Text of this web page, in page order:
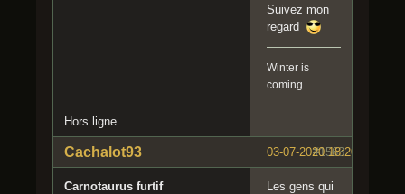
Suivez mon
regard
Winter is
coming.
Hors ligne
#1563
03-07-2020 18:20:57
Cachalot93
Carnotaurus furtif
Les gens qui